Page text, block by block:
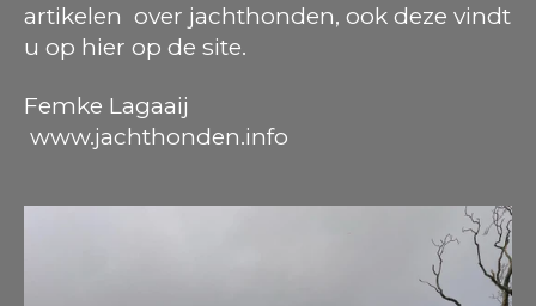
artikelen over jachthonden, ook deze vindt
u op hier op de site.
Femke Lagaaij
www.jachthonden.info